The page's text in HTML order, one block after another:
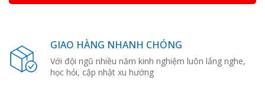
GIAO HÀNG NHANH CHÓNG
Với đội ngũ nhiều năm kinh nghiệm luôn lắng nghe,
học hỏi, cập nhật xu hướng